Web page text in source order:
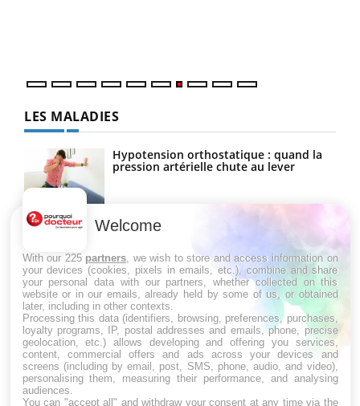
LES MALADIES
Hypotension orthostatique : quand la
pression artérielle chute au lever
Drépanocytose : une déformation des
globules rouges aux conséquences
Maladie de Charcot (Sclérose latérale
amyotrophique)
Welcome
With our 225 partners , we wish to store and access information on
your devices (cookies, pixels in emails, etc.), combine and share
your personal data with our partners, whether collected on this
website or in our emails, already held by some of us, or obtained
later, including in other contexts.
Processing this data (identifiers, browsing, preferences, purchases,
loyalty programs, IP, postal addresses and emails, phone, precise
geolocation, etc.) allows developing and offering you services,
content, commercial offers and ads across your devices and
screens (including by email, post, SMS, phone, audio, and video),
personalising them, measuring their performance, and analysing
audiences.
You can "accept all" and withdraw your consent at any time via the